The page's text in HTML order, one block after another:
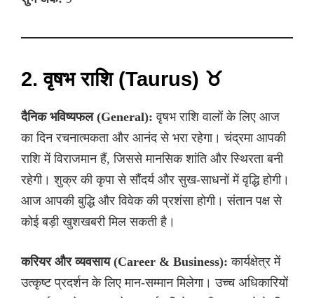
2. वृषभ राशि (Taurus) ♉
दैनिक भविष्यफल (General): वृषभ राशि वालों के लिए आज
का दिन रचनात्मकता और आनंद से भरा रहेगा। चंद्रमा आपकी
राशि में विराजमान हैं, जिससे मानसिक शांति और स्थिरता बनी
रहेगी। शुक्र की कृपा से सौंदर्य और सुख-साधनों में वृद्धि होगी।
आज आपकी बुद्धि और विवेक की प्रशंसा होगी। संतान पक्ष से
कोई बड़ी खुशखबरी मिल सकती है।
करियर और व्यवसाय (Career & Business): कार्यक्षेत्र में
उत्कृष्ट प्रदर्शन के लिए मान-सम्मान मिलेगा। उच्च अधिकारियों